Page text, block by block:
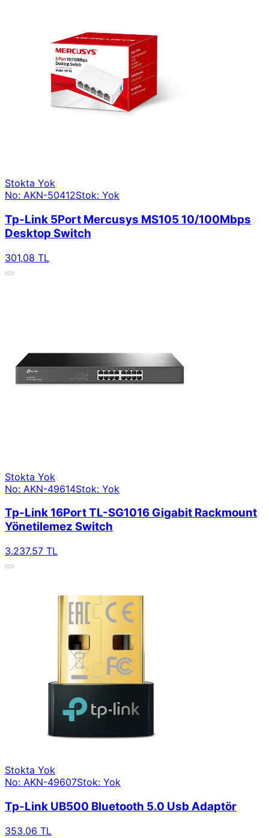
Stokta Yok
No: AKN-50412Stok: Yok
Tp-Link 5Port Mercusys MS105 10/100Mbps
Desktop Switch
301,08 TL
Stokta Yok
No: AKN-49614Stok: Yok
Tp-Link 16Port TL-SG1016 Gigabit Rackmount
Yönetilemez Switch
3.237,57 TL
Stokta Yok
No: AKN-49607Stok: Yok
Tp-Link UB500 Bluetooth 5.0 Usb Adaptör
353,06 TL